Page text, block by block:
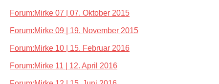
Forum:Mirke 07 | 07. Oktober 2015
Forum:Mirke 09 | 19. November 2015
Forum:Mirke 10 | 15. Februar 2016
Forum:Mirke 11 | 12. April 2016